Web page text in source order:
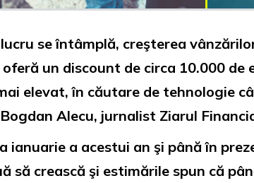
se întâmplă, creşterea
oferă un discount de circa 10.000
elevat, în căutare de tehnologie
Alecu, jurnalist Ziarul
ianuarie a acestui an şi până în
să crească şi estimările spun că